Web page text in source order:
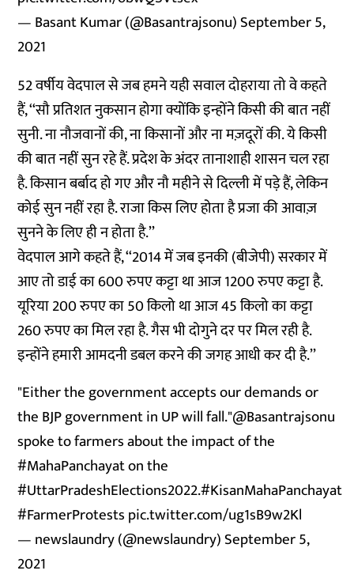
— Basant Kumar (@Basantrajsonu)September 5,
2021
52 वर्षीय वेदपाल से जब हमने यही सवाल दोहराया तो वे कहते
हैं, ‘‘सौ प्रतिशत नुकसान होगा क्योंकि इन्होंने किसी की बात नहीं
सुनी. ना नौजवानों की, ना किसानों और ना मज़दूरों की. ये किसी
की बात नहीं सुन रहे हैं. प्रदेश के अंदर तानाशाही शासन चल रहा
है. किसान बर्बाद हो गए और नौ महीने से दिल्ली में पड़े हैं, लेकिन
कोई सुन नहीं रहा है. राजा किस लिए होता है प्रजा की आवाज़
सुनने के लिए ही न होता है.’’
वेदपाल आगे कहते हैं, ‘‘2014 में जब इनकी (बीजेपी) सरकार में
आए तो डाई का 600 रुपए कट्टा था आज 1200 रुपए कट्टा है.
यूरिया 200 रुपए का 50 किलो था आज 45 किलो का कट्टा
260 रुपए का मिल रहा है. गैस भी दोगुने दर पर मिल रही है.
इन्होंने हमारी आमदनी डबल करने की जगह आधी कर दी है.’’
"Either the government accepts our demands or
the BJP government in UP will fall."@Basantrajsonu
spoke to farmers about the impact of the
#MahaPanchayaton the
#UttarPradeshElections2022.#KisanMahaPanchayat
#FarmerProtestspic.twitter.com/ug1sB9w2Kl
— newslaundry (@newslaundry)September 5,
2021